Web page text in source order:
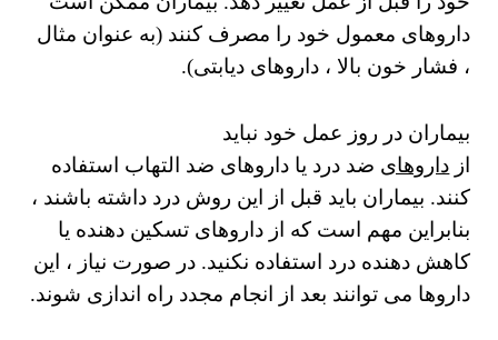
داروهای معمول خود را مصرف کنند (به عنوان مثال
، فشار خون بالا ، داروهای دیابتی).
بیماران در روز عمل خود نباید
از داروهای ضد درد یا داروهای ضد التهاب استفاده
کنند. بیماران باید قبل از این روش درد داشته باشند ،
بنابراین مهم است که از داروهای تسکین دهنده یا
کاهش دهنده درد استفاده نکنید. در صورت نیاز ، این
داروها می توانند بعد از انجام مجدد راه اندازی شوند.